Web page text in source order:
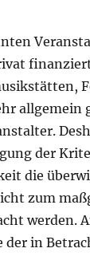
allgemein
der
die
zum
werden.
der in